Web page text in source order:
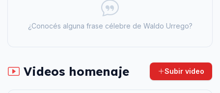
¿Conocés alguna frase célebre de Waldo Urrego?
Videos homenaje Subir video